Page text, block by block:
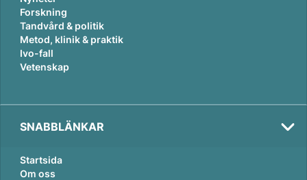
Forskning
Tandvård & politik
Metod, klinik & praktik
Ivo-fall
Vetenskap
SNABBLÄNKAR
Startsida
Om oss